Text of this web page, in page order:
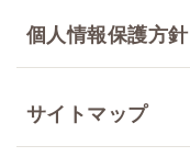
個人情報保護方針
サイトマップ